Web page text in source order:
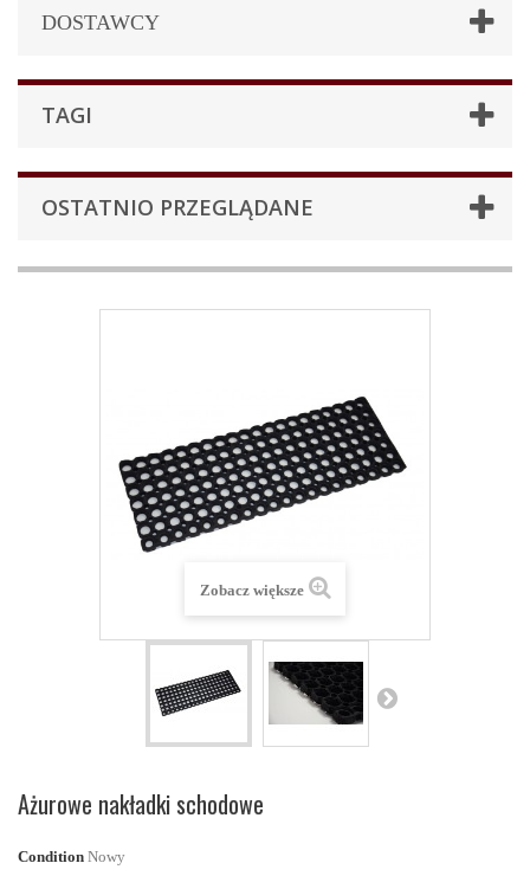
DOSTAWCY
TAGI
OSTATNIO PRZEGLĄDANE
Zobacz większe
Ażurowe nakładki schodowe
Condition Nowy